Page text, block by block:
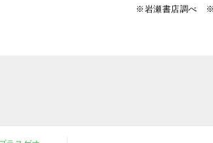
※岩瀬書店調べ ※